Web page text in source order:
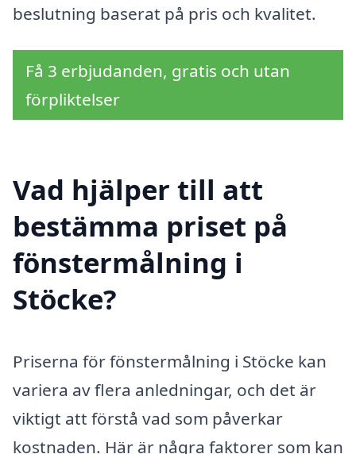
beslutning baserat på pris och kvalitet.
Få 3 erbjudanden, gratis och utan
förpliktelser
Vad hjälper till att
bestämma priset på
fönstermålning i
Stöcke?
Priserna för fönstermålning i Stöcke kan
variera av flera anledningar, och det är
viktigt att förstå vad som påverkar
kostnaden. Här är några faktorer som kan